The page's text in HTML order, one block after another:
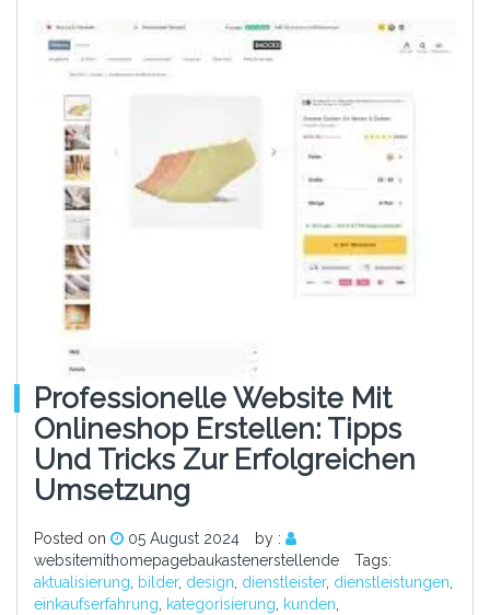
Professionelle Website Mit
Onlineshop Erstellen: Tipps
Und Tricks Zur Erfolgreichen
Umsetzung
Posted on 05 August 2024
by :
websitemithomepagebaukastenerstellende
Tags:
aktualisierung bilder, design dienstleister, dienstleistungen
einkaufserfahrung kategorisierung kunden